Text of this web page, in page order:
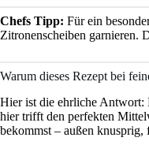
Chefs Tipp: Für ein
Zitronenscheiben garnieren.
Warum dieses Rezept bei
Hier ist die ehrliche Antwort:
hier trifft den perfekten
bekommst – außen